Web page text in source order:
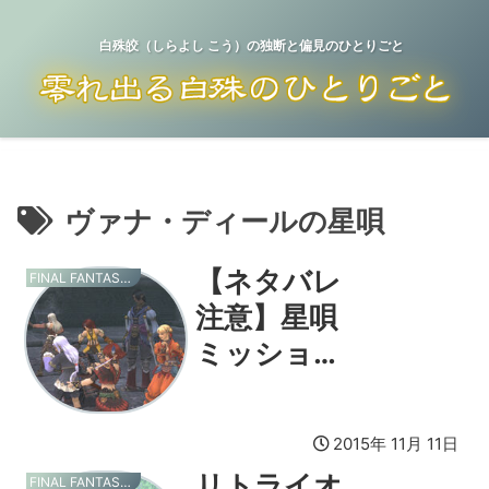
白殊皎（しらよし こう）の独断と偏見のひとりごと
ヴァナ・ディールの星唄
FINAL FANTASY XI
【ネタバレ
注意】星唄
ミッション
2015年 11月 11日
FINAL FANTASY XI